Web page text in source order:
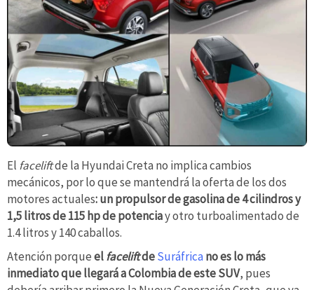
El faceliftde la Hyundai Creta no implica cambios
mecánicos, por lo que se mantendrá la oferta de los dos
motores actuales: un propulsor de gasolina de 4 cilindros y
1,5 litros de 115 hp de potenciay ​​otro turboalimentado de
1.4 litros y 140 caballos.
Atención porqueelfaceliftdeSuráfricano es lo más
inmediato que llegará a Colombia de este SUV, pues